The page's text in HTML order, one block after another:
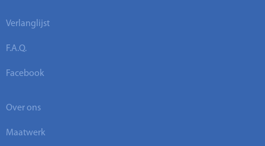
Verlanglijst
F.A.Q.
Facebook
Over ons
Maatwerk